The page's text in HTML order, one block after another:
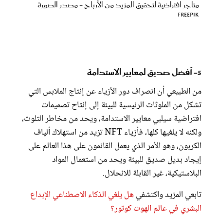
متاجر افتراضية لتحقيق المزيد من الأرباح - مصدر الصورة
Freepik
5- أفضل صديق لمعايير الاستدامة
من الطبيعي أن انصراف دور الأزياء عن إنتاج الملابس التي
تشكل من الملوثات الرئيسية للبيئة إلى إنتاح تصميمات
افتراضية سيلبي معايير الاستدامة، ويحد من مخاطر التلوث،
ولكنه لا يلغيها كلها، فأزياء NFT تزيد من استهلاك ألياف
الكربون، وهو الأمر الذي يعمل القائمون على هذا العالم على
إيجاد بديل صديق للبيئة ويحد من استعمال المواد
البلاستيكية، غير القابلة للانحلال.
تابعي المزيد واكتشفيهل يلغي الذكاء الاصطناعي الإبداع
البشري في عالم الهوت كوتور؟